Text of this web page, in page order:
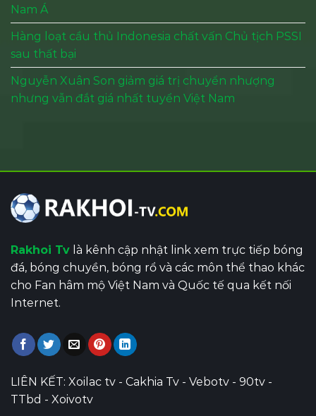
Nam Á
Hàng loạt cầu thủ Indonesia chất vấn Chủ tịch PSSI
sau thất bại
Nguyễn Xuân Son giảm giá trị chuyển nhượng
nhưng vẫn đắt giá nhất tuyển Việt Nam
Rakhoi Tv là kênh cập nhật link xem trực tiếp bóng
đá, bóng chuyền, bóng rổ và các môn thể thao khác
cho Fan hâm mộ Việt Nam và Quốc tế qua kết nối
Internet.
LIÊN KẾT: Xoilac tv - Cakhia Tv - Vebotv - 90tv -
TTbd - Xoivotv